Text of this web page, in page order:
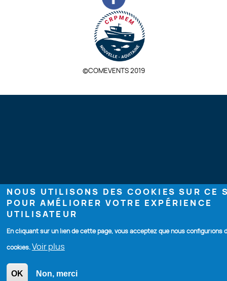
©COMEVENTS 2019
NOUS UTILISONS DES COOKIES SUR CE
POUR AMÉLIORER VOTRE EXPÉRIENCE
UTILISATEUR
En cliquant sur un lien de cette page, vous acceptez que nous configurions
cookies. Voir plus
OK Non, merci